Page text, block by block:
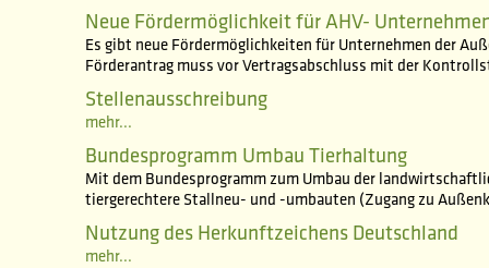
Neue Fördermöglichkeit für AHV-
Es gibt neue Fördermöglichkeiten für Unternehmen der
Förderantrag muss vor Vertragsabschluss mit der
Stellenausschreibung
mehr...
Bundesprogramm Umbau Tierhaltung
Mit dem Bundesprogramm zum Umbau der
tiergerechtere Stallneu- und -umbauten (Zugang zu
Nutzung des Herkunftzeichens Deutschland
mehr...